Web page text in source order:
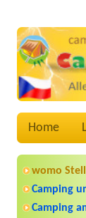
Home
womo
Camping
Camping